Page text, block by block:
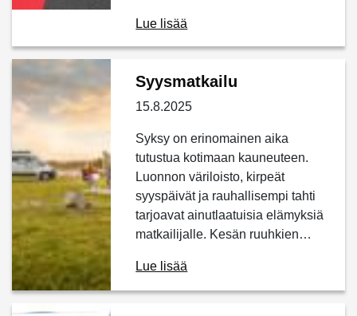
Lue lisää
Syysmatkailu
15.8.2025
Syksy on erinomainen aika
tutustua kotimaan kauneuteen.
Luonnon väriloisto, kirpeät
syyspäivät ja rauhallisempi tahti
tarjoavat ainutlaatuisia elämyksiä
matkailijalle. Kesän ruuhkien…
Lue lisää